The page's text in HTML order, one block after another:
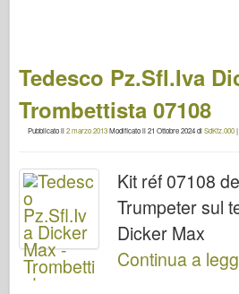
Tedesco Pz.Sfl.Iva
Trombettista 07108
Pubblicato il2 marzo 2013Modificato il21 Ottobre 2024diSdKfz.000|
Kit réf 07108
Trumpeter sul
Dicker Max
Continua a